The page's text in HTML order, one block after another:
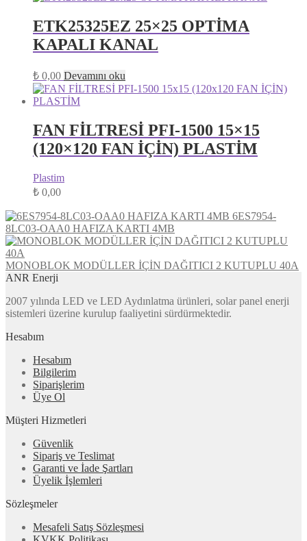
ETK25325EZ 25×25 OPTİMA
KAPALI KANAL
₺ 0,00 Devamını oku
FAN FİLTRESİ PFI-1500 15×15
(120×120 FAN İÇİN) PLASTİM
Plastim
₺ 0,00
6ES7954-
8LC03-OAA0 HAFIZA KARTI 4MB
MONOBLOK MODÜLLER İÇİN DAĞITICI 2 KUTUPLU 40A
ANR Enerji
2007 yılında LED ve LED Aydınlatma ürünleri, solar panel enerji
sistemleri üzerine kurulup faaliyetini sürdürmektedir.
Hesabım
Hesabım
Bilgilerim
Siparişlerim
Üye Ol
Müşteri Hizmetleri
Güvenlik
Sipariş ve Teslimat
Garanti ve İade Şartları
Üyelik İşlemleri
Sözleşmeler
Mesafeli Satış Sözleşmesi